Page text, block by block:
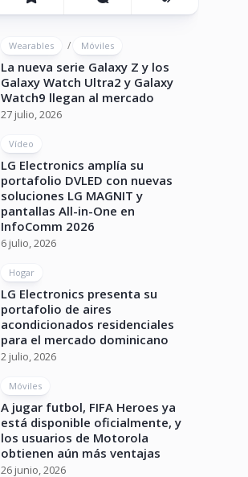
Wearables / Móviles
La nueva serie Galaxy Z y los
Galaxy Watch Ultra2 y Galaxy
Watch9 llegan al mercado
27 julio, 2026
Vídeo
LG Electronics amplía su
portafolio DVLED con nuevas
soluciones LG MAGNIT y
pantallas All-in-One en
InfoComm 2026
6 julio, 2026
Hogar
LG Electronics presenta su
portafolio de aires
acondicionados residenciales
para el mercado dominicano
2 julio, 2026
Móviles
A jugar futbol, FIFA Heroes ya
está disponible oficialmente, y
los usuarios de Motorola
obtienen aún más ventajas
26 junio, 2026